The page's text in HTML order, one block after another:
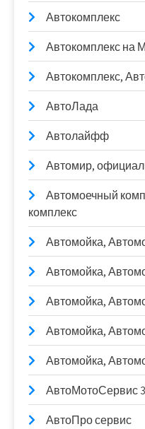
Автокомплекс
Автокомплекс на
Автокомплекс,
АвтоЛада
Автолайфф
Автомир,
Автомоечный
комплекс
Автомойка,
Автомойка,
Автомойка,
Автомойка,
Автомойка,
АвтоМотоСервис
АвтоПро сервис